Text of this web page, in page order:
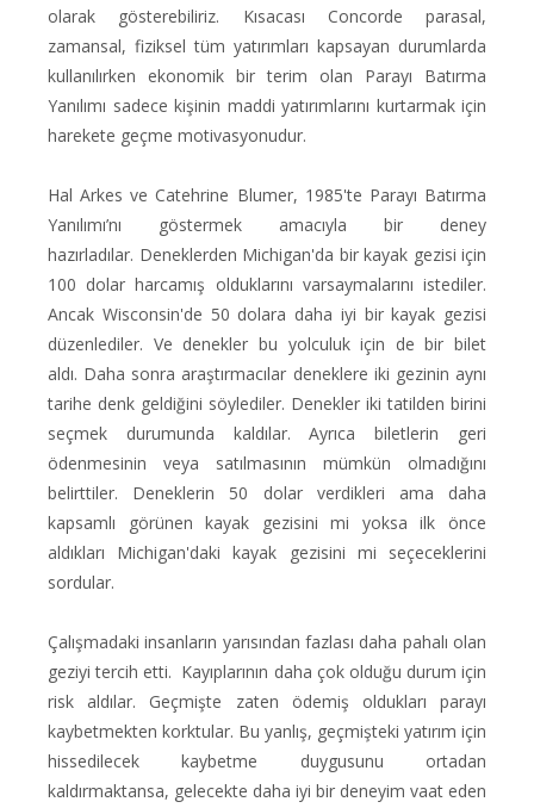
olarak gösterebiliriz. Kısacası Concorde parasal,
zamansal, fiziksel tüm yatırımları kapsayan durumlarda
kullanılırken ekonomik bir terim olan Parayı Batırma
Yanılımı sadece kişinin maddi yatırımlarını kurtarmak için
harekete geçme motivasyonudur.
Hal Arkes ve Catehrine Blumer, 1985'te Parayı Batırma
Yanılımı’nı göstermek amacıyla bir deney
hazırladılar. Deneklerden Michigan'da bir kayak gezisi için
100 dolar harcamış olduklarını varsaymalarını istediler.
Ancak Wisconsin'de 50 dolara daha iyi bir kayak gezisi
düzenlediler. Ve denekler bu yolculuk için de bir bilet
aldı. Daha sonra araştırmacılar deneklere iki gezinin aynı
tarihe denk geldiğini söylediler. Denekler iki tatilden birini
seçmek durumunda kaldılar. Ayrıca biletlerin geri
ödenmesinin veya satılmasının mümkün olmadığını
belirttiler. Deneklerin 50 dolar verdikleri ama daha
kapsamlı görünen kayak gezisini mi yoksa ilk önce
aldıkları Michigan'daki kayak gezisini mi seçeceklerini
sordular.
Çalışmadaki insanların yarısından fazlası daha pahalı olan
geziyi tercih etti. Kayıplarının daha çok olduğu durum için
risk aldılar. Geçmişte zaten ödemiş oldukları parayı
kaybetmekten korktular. Bu yanlış, geçmişteki yatırım için
hissedilecek kaybetme duygusunu ortadan
kaldırmaktansa, gelecekte daha iyi bir deneyim vaat eden